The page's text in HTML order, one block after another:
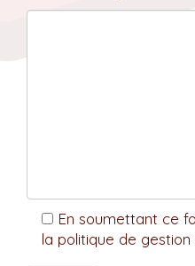
En soumettant ce
la politique de